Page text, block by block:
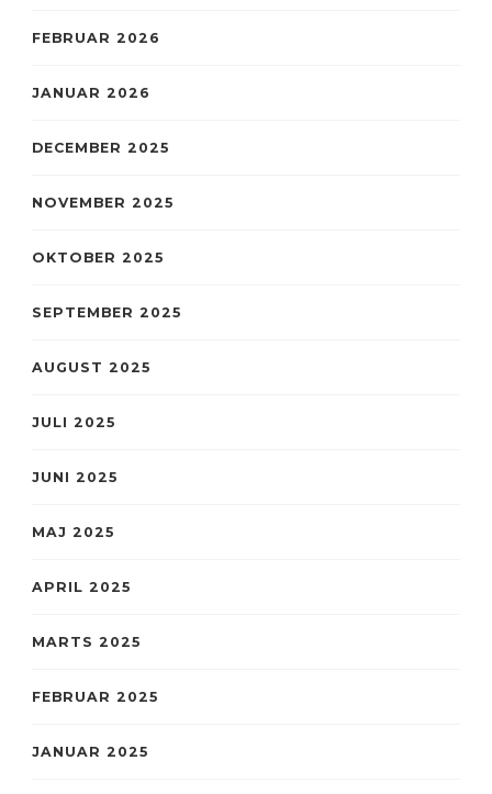
FEBRUAR 2026
JANUAR 2026
DECEMBER 2025
NOVEMBER 2025
OKTOBER 2025
SEPTEMBER 2025
AUGUST 2025
JULI 2025
JUNI 2025
MAJ 2025
APRIL 2025
MARTS 2025
FEBRUAR 2025
JANUAR 2025